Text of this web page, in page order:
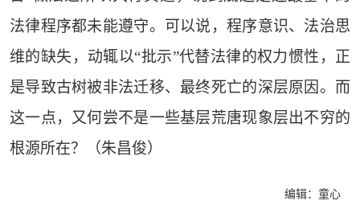
法律程序都未能遵守。可以说，程序意识、法治思
维的缺失，动辄以“批示”代替法律的权力惯性，正
是导致古树被非法迁移、最终死亡的深层原因。而
这一点，又何尝不是一些基层荒唐现象层出不穷的
根源所在？（朱昌俊）
编辑：童心